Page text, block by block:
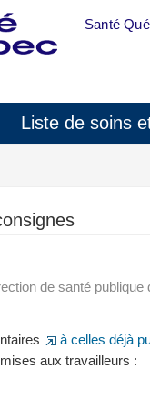
Santé
Liste de soins
de santé
à celles déjà
aux travailleurs :